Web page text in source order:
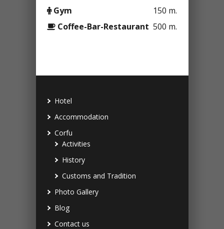
Gym
150 m.
Coffee-Bar-Restaurant 500 m.
Hotel
Accommodation
Corfu
Activities
History
Customs and Tradition
Photo Gallery
Blog
Contact us